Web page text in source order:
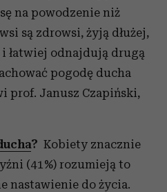
na powodzenie niż
są zdrowsi, żyją dłużej,
łatwiej odnajdują drugą
pogodę ducha
prof. Janusz Czapiński,
? Kobiety znacznie
(41%) rozumieją to
nastawienie do życia.